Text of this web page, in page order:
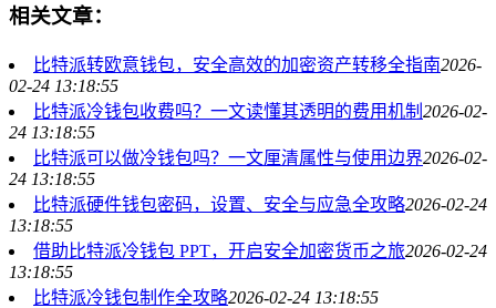
相关文章：
比特派转欧意钱包，安全高效的加密资产转移全指南2026-
02-24 13:18:55
比特派冷钱包收费吗？一文读懂其透明的费用机制 2026-02-
24 13:18:55
比特派可以做冷钱包吗？一文厘清属性与使用边界2026-02-
24 13:18:55
比特派硬件钱包密码，设置、安全与应急全攻略2026-02-24
13:18:55
借助比特派冷钱包 PPT，开启安全加密货币之旅2026-02-24
13:18:55
比特派冷钱包制作全攻略2026-02-24 13:18:55